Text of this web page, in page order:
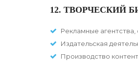
12. ТВОРЧЕСКИЙ
Рекламные агентства,
Издательская
Производство